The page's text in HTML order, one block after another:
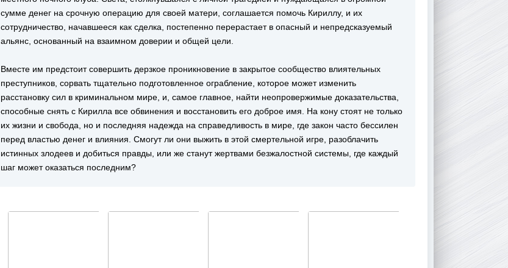
сумме денег на срочную операцию для своей матери, соглашается помочь Кириллу, и их
сотрудничество, начавшееся как сделка, постепенно перерастает в опасный и непредсказуемый
альянс, основанный на взаимном доверии и общей цели.
Вместе им предстоит совершить дерзкое проникновение в закрытое сообщество влиятельных
преступников, сорвать тщательно подготовленное ограбление, которое может изменить
расстановку сил в криминальном мире, и, самое главное, найти неопровержимые доказательства,
способные снять с Кирилла все обвинения и восстановить его доброе имя. На кону стоят не только
их жизни и свобода, но и последняя надежда на справедливость в мире, где закон часто бессилен
перед властью денег и влияния. Смогут ли они выжить в этой смертельной игре, разоблачить
истинных злодеев и добиться правды, или же станут жертвами безжалостной системы, где каждый
шаг может оказаться последним?